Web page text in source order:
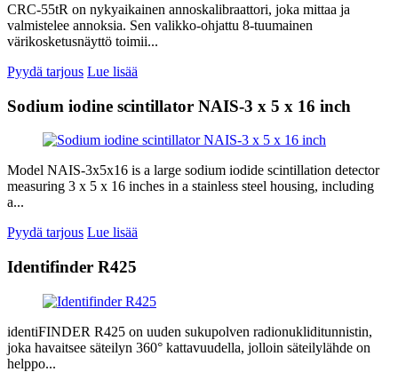
CRC-55tR on nykyaikainen annoskalibraattori, joka mittaa ja
valmistelee annoksia. Sen valikko-ohjattu 8-tuumainen
värikosketusnäyttö toimii...
Pyydä tarjous Lue lisää
Sodium iodine scintillator NAIS-3 x 5 x 16 inch
Model NAIS-3x5x16 is a large sodium iodide scintillation detector
measuring 3 x 5 x 16 inches in a stainless steel housing, including
a...
Pyydä tarjous Lue lisää
Identifinder R425
identiFINDER R425 on uuden sukupolven radionukliditunnistin,
joka havaitsee säteilyn 360° kattavuudella, jolloin säteilylähde on
helppo...